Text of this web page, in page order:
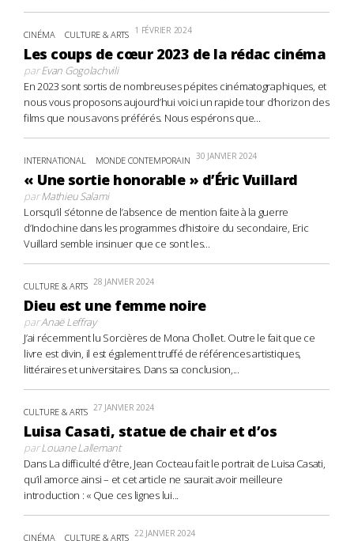
CINÉMA CULTURE & ARTS 1 FÉVRIER 2024
Les coups de cœur 2023 de la rédac cinéma
parEvan Gogolachvili
En 2023 sont sortis de nombreuses pépites cinématographiques, et
nous vous proposons aujourd’hui voici un rapide tour d’horizon des
films que nous avons préférés. Nous espérons que...
INTERNATIONAL MONDE CONTEMPORAIN 30 JANVIER 2024
« Une sortie honorable » d’Éric Vuillard
parMathieu Salami
Lorsqu’il s’étonne de l’absence de mention faite à la guerre
d’Indochine dans les programmes d’histoire du secondaire, Eric
Vuillard semble insinuer que ce sont les...
CULTURE & ARTS 28 JANVIER 2024
Dieu est une femme noire
parAnaë Leffray
J’ai récemment lu Sorcières de Mona Chollet. Outre le fait que ce
livre est divin, il est également truffé de références artistiques,
littéraires et universitaires. Dans sa conclusion,...
CULTURE & ARTS 27 JANVIER 2024
Luisa Casati, statue de chair et d’os
parLouane Lallemant
Dans La difficulté d’être, Jean Cocteau fait le portrait de Luisa Casati,
qu’il amorce ainsi – et cet article ne saurait avoir meilleure
introduction : « Que ces lignes lui...
CINÉMA CULTURE & ARTS 22 JANVIER 2024